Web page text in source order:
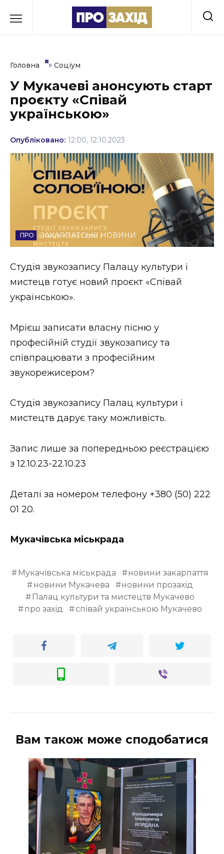
до
Культура
Освіта
Події
Політика
Соціум
Стиль життя
Втрачений Ужгород (відеоверсія)
ЗАКАРПАТСЬКІ НОВИНИ
НОВИНИ ЗАХІДНОЇ УКРАЇНИ
ФОТО
ВІДЕО
Головна » Соціум
У Мукачеві анонсують старт
проєкту «Співай
українською»
Опубліковано: 12:00, 12.10.2023
ЗАКАРПАТСЬКІ НОВИНИ
Студія звукозапису Палацу культури і
мистецв готує новий проєкт «Співай
українською».
Мрієш записати власну пісню у
професійній студії звукозапису та
співпрацювати з професійним
звукорежисером?
Студія звукозапису Палац культури і
мистецтв дарує таку можливість.
Запис лише за попередньою реєстрацією
з 12.10.23-22.10.23
Деталі за номером телефону +380 (50) 222
01 20.
Мукачівська міськрада
Мукачівська міськрада
новини закарпаття
новини Мукачева
новини прозахід
Палац культури та мистецтв Мукачево
про захід
співай українською Мукачево
Вам також може сподобатися